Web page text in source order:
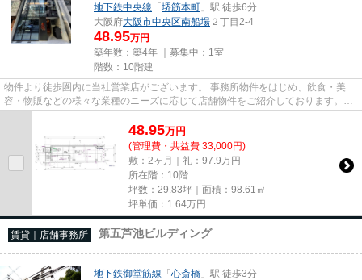
地下鉄中央線 「堺筋本町 」駅 徒歩6分
大阪府大阪市中央区南船場 ２丁目2-4
48.95万円
築年数：築4年 ｜募集中： 1室
階数：10階建
物件より徒歩圏内に当社営業店がございます。 事務所物件をはじめ、飲食・美
容・物販などの様々な業種のニーズに応じて店舗物件をご紹介しております。
尚、弊社ではおとり広告は一切...
48.95万円
(管理費・共益費 33,000円)
敷：2ヶ月｜礼：97.9万円
所在階：10階
坪数：29.83坪｜面積：98.61㎡
坪単価： 1.64万円
賃貸｜店舗事務所 第五芦池ビルディング
地下鉄御堂筋線 「心斎橋 」駅 徒歩3分